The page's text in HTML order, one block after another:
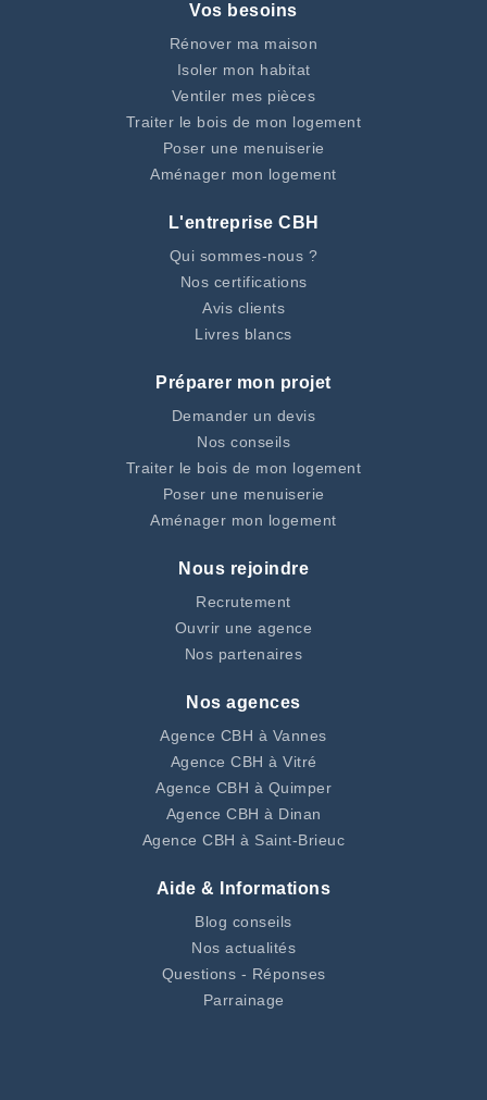
Vos besoins
Rénover ma maison
Isoler mon habitat
Ventiler mes pièces
Traiter le bois de mon logement
Poser une menuiserie
Aménager mon logement
L'entreprise CBH
Qui sommes-nous ?
Nos certifications
Avis clients
Livres blancs
Préparer mon projet
Demander un devis
Nos conseils
Traiter le bois de mon logement
Poser une menuiserie
Aménager mon logement
Nous rejoindre
Recrutement
Ouvrir une agence
Nos partenaires
Nos agences
Agence CBH à Vannes
Agence CBH à Vitré
Agence CBH à Quimper
Agence CBH à Dinan
Agence CBH à Saint-Brieuc
Aide & Informations
Blog conseils
Nos actualités
Questions - Réponses
Parrainage